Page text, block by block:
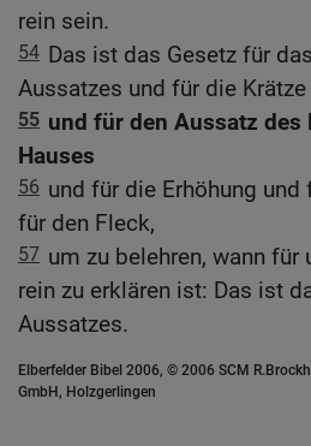
rein sein.
54 Das ist das Gesetz für
Aussatzes und für die Krätze
55 und für den Aussatz des
Hauses
56 und für die Erhöhung und
für den Fleck,
57 um zu belehren, wann für
rein zu erklären ist: Das ist
Aussatzes.
Elberfelder Bibel 2006, © 2006 SCM
GmbH, Holzgerlingen